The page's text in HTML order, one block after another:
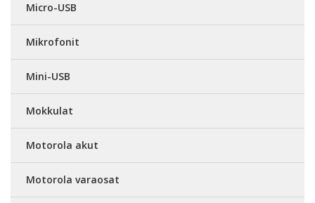
Micro-USB
Mikrofonit
Mini-USB
Mokkulat
Motorola akut
Motorola varaosat